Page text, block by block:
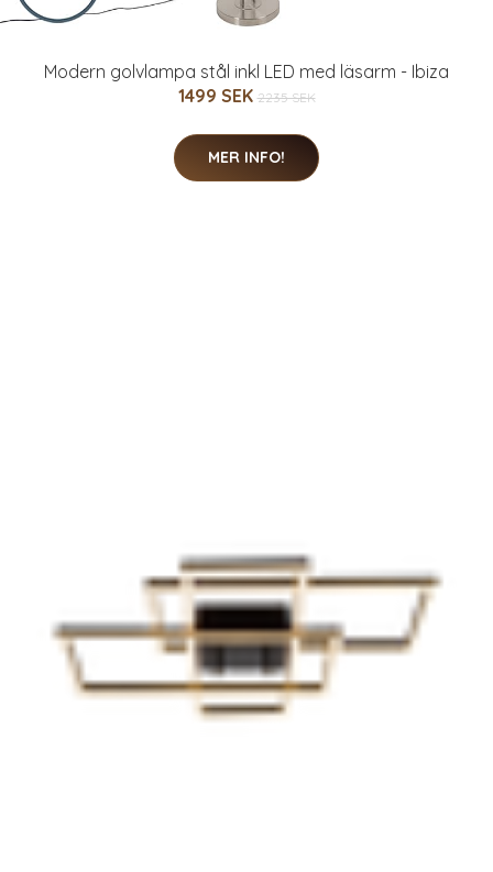
Modern golvlampa stål inkl LED med läsarm - Ibiza
1499 SEK 2235 SEK
MER INFO!